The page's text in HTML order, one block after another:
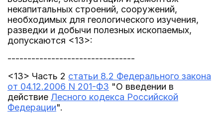
некапитальных строений, сооружений,
необходимых для геологического изучения,
разведки и добычи полезных ископаемых,
допускаются <13>:
--------------------------------
<13> Часть 2 статьи 8.2 Федерального закона
от 04.12.2006 N 201-ФЗ "О введении в
действие Лесного кодекса Российской
Федерации".